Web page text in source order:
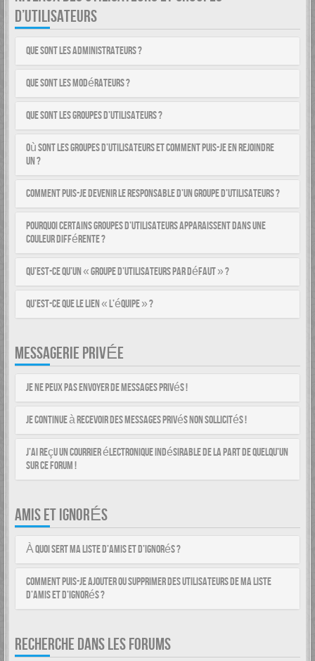
D’UTILISATEURS
Que sont les administrateurs ?
Que sont les modérateurs ?
Que sont les groupes d’utilisateurs ?
Où sont les groupes d’utilisateurs et comment puis-je en rejoindre
un ?
Comment puis-je devenir le responsable d’un groupe d’utilisateurs ?
Pourquoi certains groupes d’utilisateurs apparaissent dans une
couleur différente ?
Qu’est-ce qu’un « groupe d’utilisateurs par défaut » ?
Qu’est-ce que le lien « L’équipe » ?
MESSAGERIE PRIVÉE
Je ne peux pas envoyer de messages privés !
Je continue à recevoir des messages privés non sollicités !
J’ai reçu un courrier électronique indésirable de la part de quelqu’un
sur ce forum !
AMIS ET IGNORÉS
À quoi sert ma liste d’amis et d’ignorés ?
Comment puis-je ajouter ou supprimer des utilisateurs de ma liste
d’amis et d’ignorés ?
RECHERCHE DANS LES FORUMS